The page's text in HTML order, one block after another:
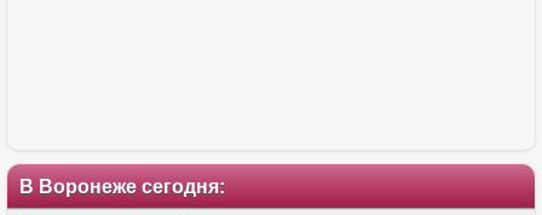
В Воронеже сегодня: